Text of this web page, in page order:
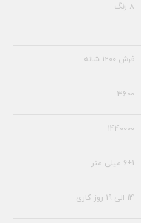
8 رنگ
فرش 1200 شانه
3600
1440000
6±1 میلی متر
14 الی 19 روز کاری